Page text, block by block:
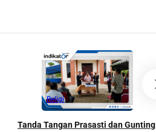
Religi
Tanda Tangan Prasasti dan Gunting